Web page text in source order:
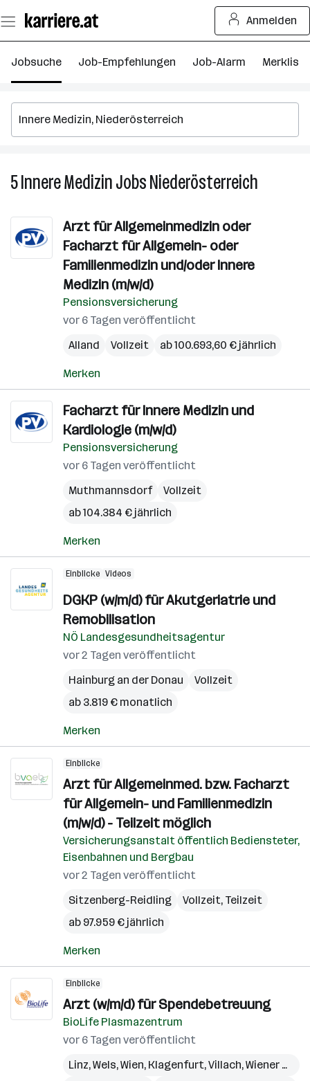
Seiteninhalt
springen
Anmelden
Jobsuche Job-Empfehlungen Job-Alarm Merkliste
5Innere MedizinJobsNiederösterreich
Arzt für Allgemeinmedizin oder
Facharzt für Allgemein- oder
Familienmedizin und/oder Innere
Medizin (m/w/d)
Pensionsversicherung
vor 6 Tagen veröffentlicht
Alland
Vollzeit ab 100.693,60 € jährlich
Merken
Facharzt für Innere Medizin und
Kardiologie (m/w/d)
Pensionsversicherung
vor 6 Tagen veröffentlicht
Muthmannsdorf
Vollzeit
ab 104.384 € jährlich
Merken
Einblicke Videos
DGKP (w/m/d) für Akutgeriatrie und
Remobilisation
NÖ Landesgesundheitsagentur
vor 2 Tagen veröffentlicht
Hainburg an der Donau
Vollzeit
ab 3.819 € monatlich
Merken
Einblicke
Arzt für Allgemeinmed. bzw. Facharzt
für Allgemein- und Familienmedizin
(m/w/d) - Teilzeit möglich
Versicherungsanstalt öffentlich Bediensteter,
Eisenbahnen und Bergbau
vor 2 Tagen veröffentlicht
Sitzenberg-Reidling
Vollzeit, Teilzeit
ab 97.959 € jährlich
Merken
Einblicke
Arzt (w/m/d) für Spendebetreuung
BioLife Plasmazentrum
vor 6 Tagen veröffentlicht
Linz,Wels,Wien, Klagenfurt,Villach,Wiener Neustadt